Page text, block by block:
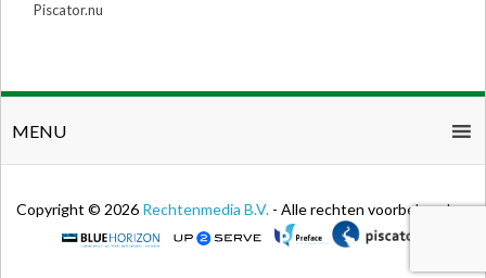
Piscator.nu
MENU
Copyright © 2026 Rechtenmedia B.V. - Alle rechten voorbehouden.